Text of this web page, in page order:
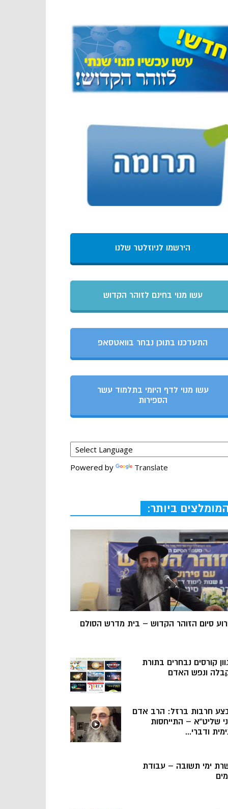
הירשמו לניוזלטר שלנו
עשו מנוי בחינם לזוהר הקדוש
התעדכנו בתוכן נבחר בוואטסאפ
עשו מנוי לדף היומי בתלמוד עשר
הספירות
Powered by Translate
המומלצים ביותר:
סיום הזוהר הקדוש – בית מדרש הסולם
קורסים נבחרים בתורת
ונפש האדם
חרבות ברזל: הרב אדם
שליט”א – התייחסות
ודברי...
ימי תשובה – עבודת